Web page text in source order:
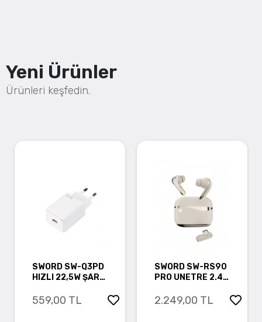
Yeni Ürünler
Ürünleri keşfedin.
SWORD SW-Q3PD
HIZLI 22,5W ŞARJ
559,00 TL
SWORD SW-RS90
PRO UNETRE 2.4G
TWS BLUETOOTH
2.249,00 TL